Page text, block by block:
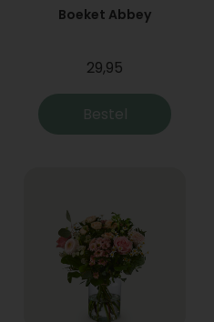
Boeket Abbey
29,95
Bestel